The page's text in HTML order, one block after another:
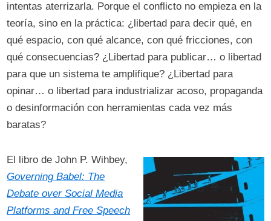
intentas aterrizarla. Porque el conflicto no empieza en la
teoría, sino en la práctica: ¿libertad para decir qué, en
qué espacio, con qué alcance, con qué fricciones, con
qué consecuencias? ¿Libertad para publicar… o libertad
para que un sistema te amplifique? ¿Libertad para
opinar… o libertad para industrializar acoso, propaganda
o desinformación con herramientas cada vez más
baratas?
El libro de John P. Wihbey,
Governing Babel: The
Debate over Social Media
Platforms and Free Speech